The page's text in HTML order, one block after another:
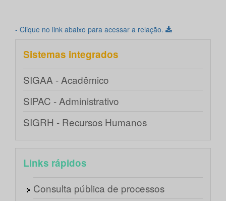
- Clique no link abaixo para acessar a relação.
Sistemas integrados
SIGAA - Acadêmico
SIPAC - Administrativo
SIGRH - Recursos Humanos
Links rápidos
Consulta pública de processos